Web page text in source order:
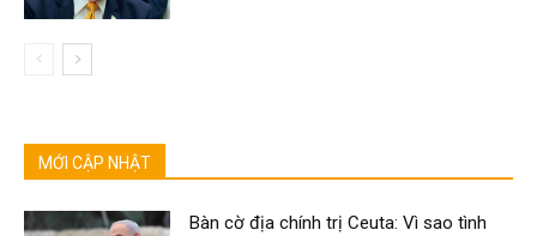
MỚI CẬP NHẬT
Bàn cờ địa chính trị Ceuta: Vì sao tình